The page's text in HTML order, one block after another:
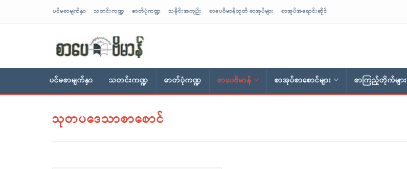
ပင်မစာမျက်နှာ သတင်းကဏ္ဍ ဓာတ်ပုံကဏ္ဍ သမိုင်းအကျဉ်း စာပေဗိမာန်ထုတ် စာအုပ်များ စာအုပ်အရောင်းဆိုင်
ပင်မစာမျက်နှာ သတင်းကဏ္ဍ ဓာတ်ပုံကဏ္ဍ စာပေဗိမာန် စာအုပ်စာစောင်များ စာကြည့်တိုက်များ
သုတပဒေသာစာစောင်